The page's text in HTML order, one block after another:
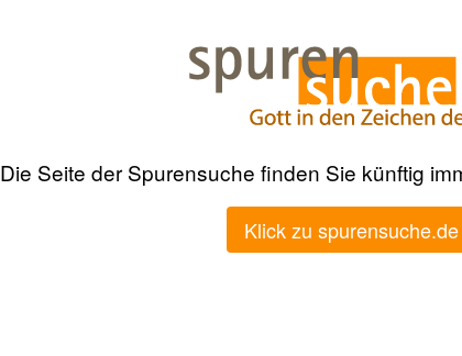
Die Seite der Spurensuche finden Sie künftig
Klick zu spurensuche.de